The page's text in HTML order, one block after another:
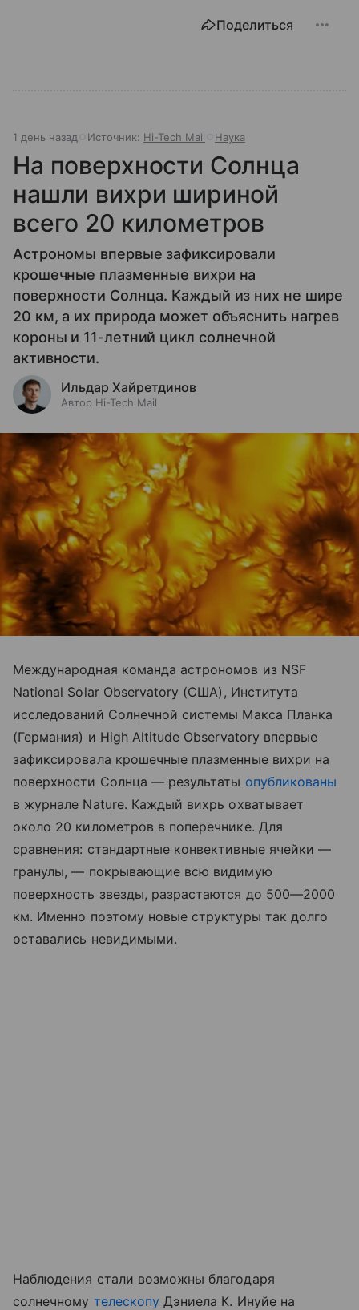
Поделиться
1 день назад Источник: Hi-Tech Mail Наука
На поверхности Солнца
нашли вихри шириной
всего 20 километров
Астрономы впервые зафиксировали
крошечные плазменные вихри на
поверхности Солнца. Каждый из них не шире
20 км, а их природа может объяснить нагрев
короны и 11-летний цикл солнечной
активности.
Ильдар Хайретдинов
Автор Hi-Tech Mail
Международная команда астрономов из NSF
National Solar Observatory (США), Института
исследований Солнечной системы Макса Планка
(Германия) и High Altitude Observatory впервые
зафиксировала крошечные плазменные вихри на
поверхности Солнца — результаты опубликованы
в журнале Nature. Каждый вихрь охватывает
около 20 километров в поперечнике. Для
сравнения: стандартные конвективные ячейки —
гранулы, — покрывающие всю видимую
поверхность звезды, разрастаются до 500—2000
км. Именно поэтому новые структуры так долго
оставались невидимыми.
Наблюдения стали возможны благодаря
солнечному телескопу Дэниела К. Инуйе на